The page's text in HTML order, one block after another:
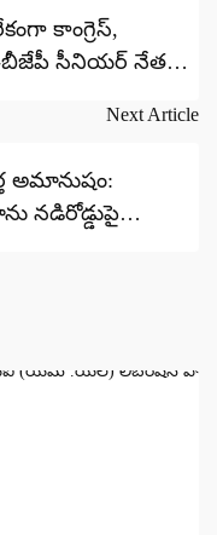
కాంగ్రెస్,
Next Article
అమానుషం:
నడిరోడ్డుపై